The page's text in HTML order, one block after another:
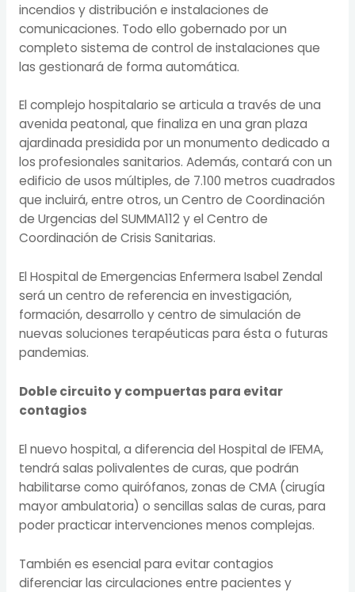
incendios y distribución e instalaciones de
comunicaciones. Todo ello gobernado por un
completo sistema de control de instalaciones que
las gestionará de forma automática.
El complejo hospitalario se articula a través de una
avenida peatonal, que finaliza en una gran plaza
ajardinada presidida por un monumento dedicado a
los profesionales sanitarios. Además, contará con un
edificio de usos múltiples, de 7.100 metros cuadrados
que incluirá, entre otros, un Centro de Coordinación
de Urgencias del SUMMA112 y el Centro de
Coordinación de Crisis Sanitarias.
El Hospital de Emergencias Enfermera Isabel Zendal
será un centro de referencia en investigación,
formación, desarrollo y centro de simulación de
nuevas soluciones terapéuticas para ésta o futuras
pandemias.
Doble circuito y compuertas para evitar
contagios
El nuevo hospital, a diferencia del Hospital de IFEMA,
tendrá salas polivalentes de curas, que podrán
habilitarse como quirófanos, zonas de CMA (cirugía
mayor ambulatoria) o sencillas salas de curas, para
poder practicar intervenciones menos complejas.
También es esencial para evitar contagios
diferenciar las circulaciones entre pacientes y